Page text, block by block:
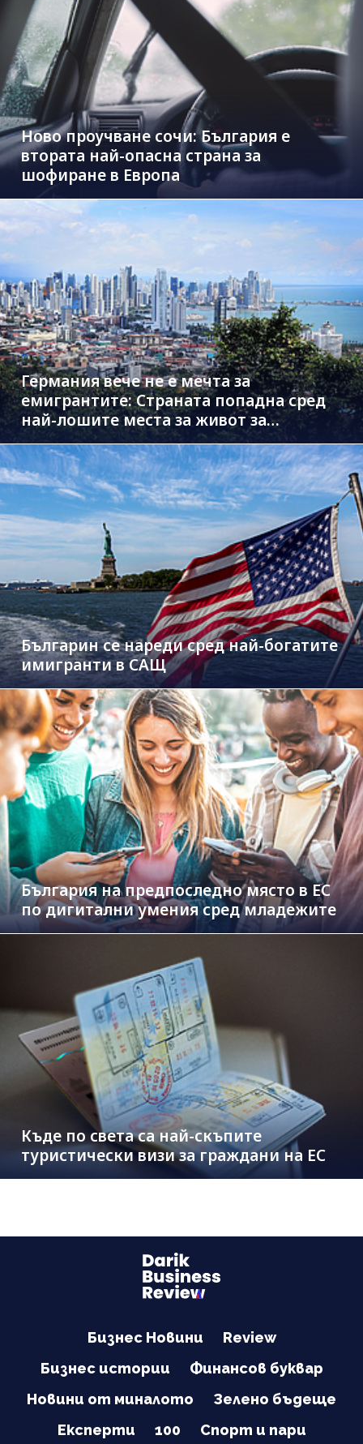
Ново проучване сочи: България е
втората най-опасна страна за
шофиране в Европа
Германия вече не е мечта за
емигрантите: Страната попадна сред
най-лошите места за живот за
чужденци
Българин се нареди сред най-богатите
имигранти в САЩ
България на предпоследно място в ЕС
по дигитални умения сред младежите
Къде по света са най-скъпите
туристически визи за граждани на ЕС
Бизнес Новини
Review
Бизнес истории
Финансов буквар
Новини от миналото
Зелено бъдеще
Експерти
100 Спорт и пари